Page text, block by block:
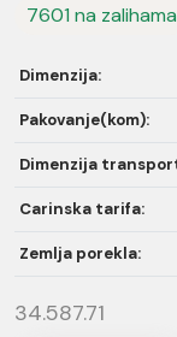
7601 na zalihama
Dimenzija:
Pakovanje(kom):
Dimenzija
Carinska tarifa:
Zemlja porekla:
34.587.71